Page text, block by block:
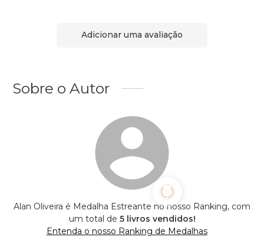
Adicionar uma avaliação
Sobre o Autor
Alan Oliveira é Medalha Estreante no nosso Ranking, com
um total de 5 livros vendidos!
Entenda o nosso Ranking de Medalhas